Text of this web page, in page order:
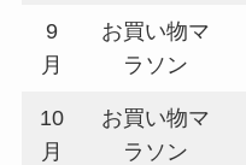
9
月
お買い物マ
ラソン
10
月
お買い物マ
ラソン